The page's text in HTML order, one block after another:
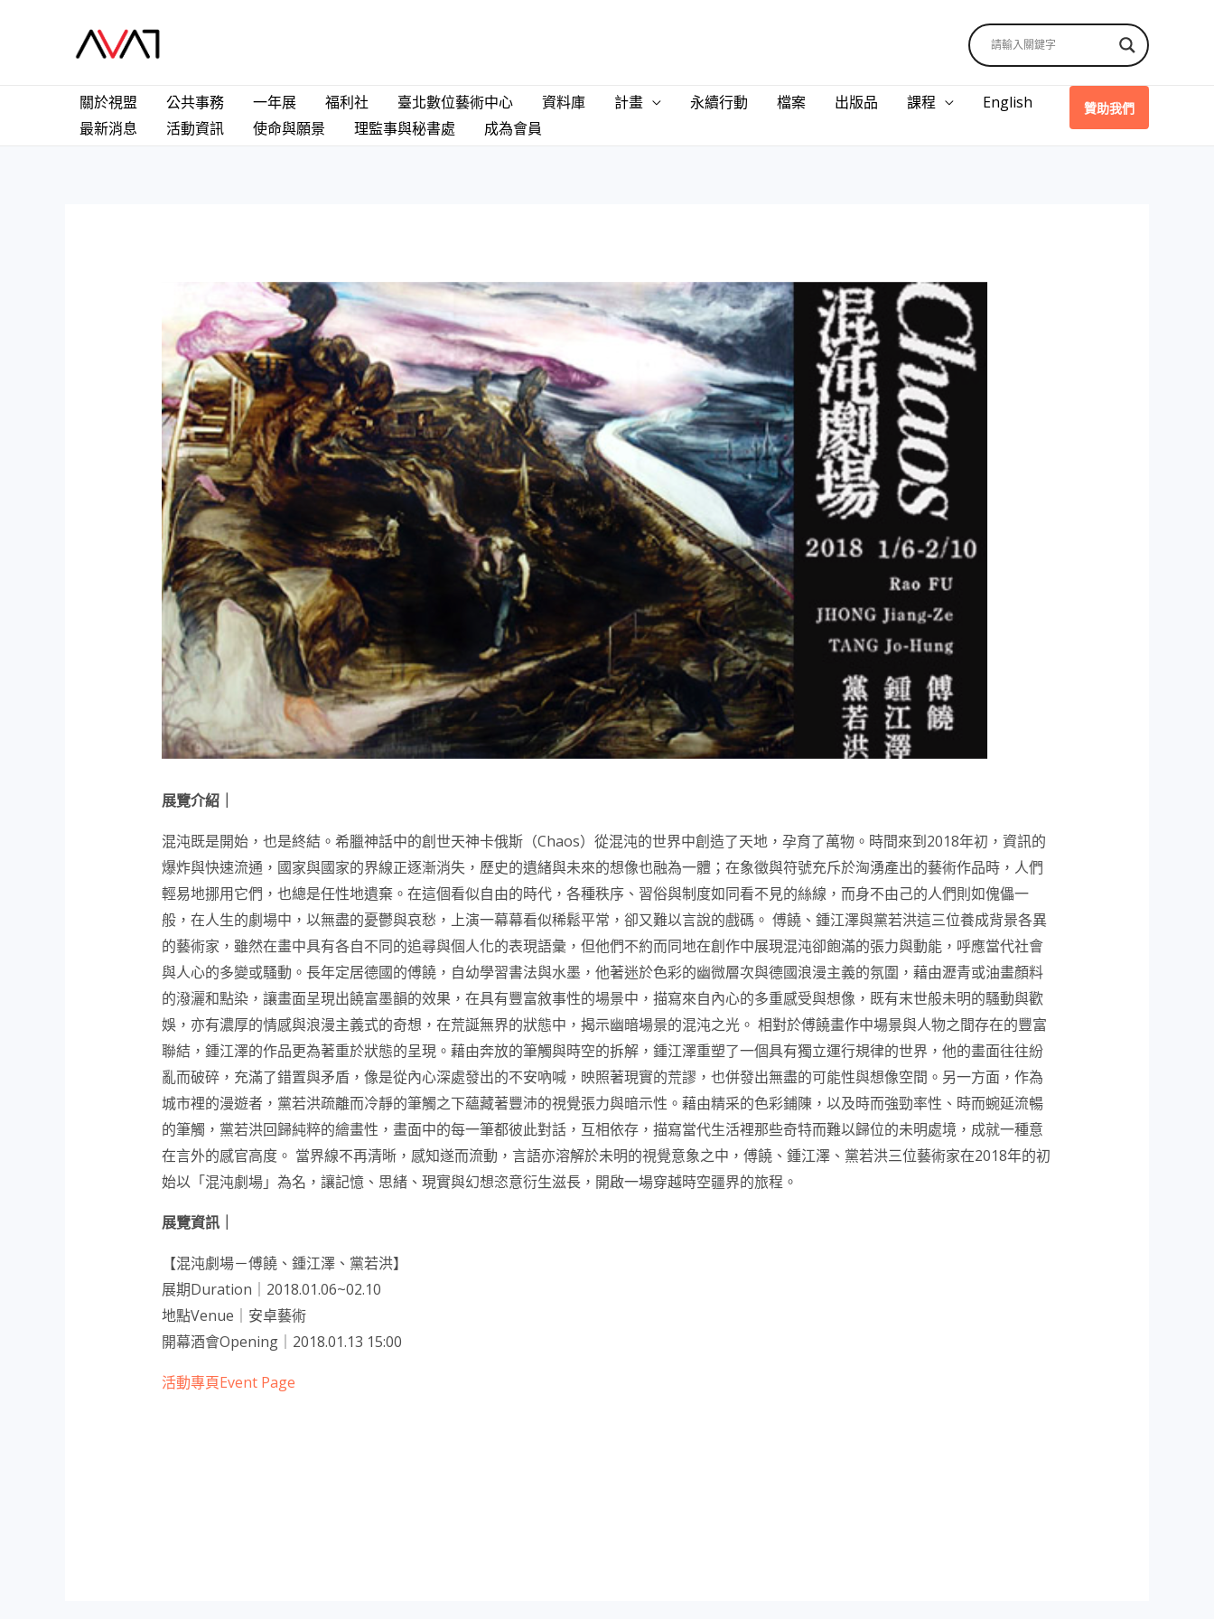
關於視盟
公共事務 一年展 福利社 臺北數位藝術中心 資料庫 計畫 永續行動 檔案 出版品 課程
English
最新消息
活動資訊 使命與願景 理監事與秘書處 成為會員
贊助我們
展覽介紹｜
混沌既是開始，也是終結。希臘神話中的創世天神卡俄斯（Chaos）從混沌的世界中創造了天地，孕育了萬物。時間來到2018年初，資訊的
爆炸與快速流通，國家與國家的界線正逐漸消失，歷史的遺緒與未來的想像也融為一體；在象徵與符號充斥於洶湧產出的藝術作品時，人們
輕易地挪用它們，也總是任性地遺棄。在這個看似自由的時代，各種秩序、習俗與制度如同看不見的絲線，而身不由己的人們則如傀儡一
般，在人生的劇場中，以無盡的憂鬱與哀愁，上演一幕幕看似稀鬆平常，卻又難以言說的戲碼。 傅饒、鍾江澤與黨若洪這三位養成背景各異
的藝術家，雖然在畫中具有各自不同的追尋與個人化的表現語彙，但他們不約而同地在創作中展現混沌卻飽滿的張力與動能，呼應當代社會
與人心的多變或騷動。長年定居德國的傅饒，自幼學習書法與水墨，他著迷於色彩的幽微層次與德國浪漫主義的氛圍，藉由瀝青或油畫顏料
的潑灑和點染，讓畫面呈現出饒富墨韻的效果，在具有豐富敘事性的場景中，描寫來自內心的多重感受與想像，既有末世般未明的騷動與歡
娛，亦有濃厚的情感與浪漫主義式的奇想，在荒誕無界的狀態中，揭示幽暗場景的混沌之光。 相對於傅饒畫作中場景與人物之間存在的豐富
聯結，鍾江澤的作品更為著重於狀態的呈現。藉由奔放的筆觸與時空的拆解，鍾江澤重塑了一個具有獨立運行規律的世界，他的畫面往往紛
亂而破碎，充滿了錯置與矛盾，像是從內心深處發出的不安吶喊，映照著現實的荒謬，也併發出無盡的可能性與想像空間。另一方面，作為
城市裡的漫遊者，黨若洪疏離而冷靜的筆觸之下蘊藏著豐沛的視覺張力與暗示性。藉由精采的色彩鋪陳，以及時而強勁率性、時而蜿延流暢
的筆觸，黨若洪回歸純粹的繪畫性，畫面中的每一筆都彼此對話，互相依存，描寫當代生活裡那些奇特而難以歸位的未明處境，成就一種意
在言外的感官高度。 當界線不再清晰，感知遂而流動，言語亦溶解於未明的視覺意象之中，傅饒、鍾江澤、黨若洪三位藝術家在2018年的初
始以「混沌劇場」為名，讓記憶、思緒、現實與幻想恣意衍生滋長，開啟一場穿越時空疆界的旅程。
展覽資訊｜
【混沌劇場－傅饒、鍾江澤、黨若洪】
展期Duration｜2018.01.06~02.10
地點Venue｜安卓藝術
開幕酒會Opening｜2018.01.13 15:00
活動專頁Event Page